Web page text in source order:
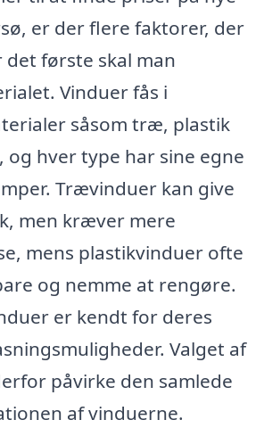
er der flere faktorer, der
det første skal man
Vinduer fås i
såsom træ, plastik
og hver type har sine egne
Trævinduer kan give
men kræver mere
mens plastikvinduer ofte
og nemme at rengøre.
er kendt for deres
Valget af
påvirke den samlede
af vinduerne.